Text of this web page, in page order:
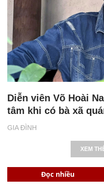
GIA ĐÌNH
Diễn viên Võ Hoài
tâm khi có bà xã
XEM
Đọc nhiều